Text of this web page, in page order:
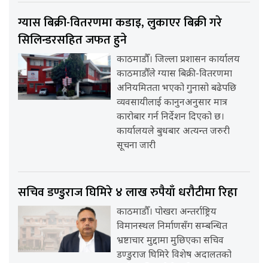
ग्यास बिक्री-वितरणमा कडाइ, लुकाएर बिक्री गरे
सिलिन्डरसहित जफत हुने
काठमाडौँ। जिल्ला प्रशासन कार्यालय
काठमाडौँले ग्यास बिक्री-वितरणमा
अनियमितता भएको गुनासो बढेपछि
व्यवसायीलाई कानुनअनुसार मात्र
कारोबार गर्न निर्देशन दिएको छ।
कार्यालयले बुधबार अत्यन्त जरुरी
सूचना जारी
सचिव डण्डुराज घिमिरे ४ लाख रुपैयाँ धरौटीमा रिहा
काठमाडौँ। पोखरा अन्तर्राष्ट्रिय
विमानस्थल निर्माणसँग सम्बन्धित
भ्रष्टाचार मुद्दामा मुछिएका सचिव
डण्डुराज घिमिरे विशेष अदालतको